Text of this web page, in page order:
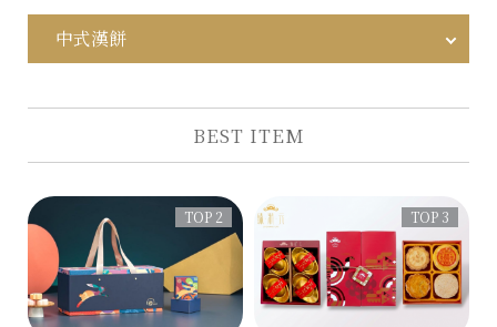
中式漢餅
BEST ITEM